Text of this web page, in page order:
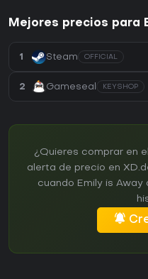
Mejores precios para
1 Steam OFFICIAL
2 Gameseal KEYSHOP
¿Quieres comprar en
alerta de precio en
cuando Emily is Away